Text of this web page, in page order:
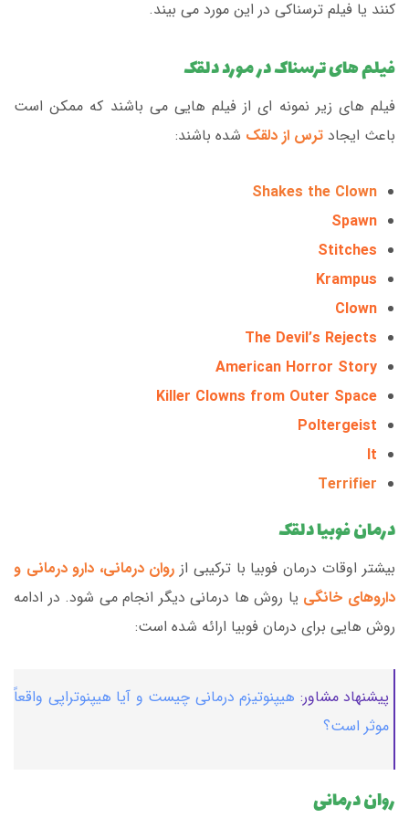
کنند یا فیلم ترسناکی در این مورد می بیند.
فیلم های ترسناک در مورد دلقک
فیلم های زیر نمونه ای از فیلم هایی می باشند که ممکن است
باعث ایجاد ترس از دلقک شده باشند:
Shakes the Clown
Spawn
Stitches
Krampus
Clown
The Devil’s Rejects
American Horror Story
Killer Clowns from Outer Space
Poltergeist
It
Terrifier
درمان فوبیا دلقک
بیشتر اوقات درمان فوبیا با ترکیبی از روان درمانی، دارو درمانی و
داروهای خانگی یا روش ها درمانی دیگر انجام می شود. در ادامه
روش هایی برای درمان فوبیا ارائه شده است:
پیشنهاد مشاور: هیپنوتیزم درمانی چیست و آیا هیپنوتراپی واقعاً
موثر است؟
روان درمانی